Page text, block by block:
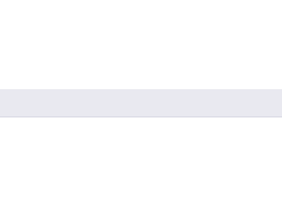
kann. USE 8: Beim Arbeiten mit
Bei Arbeiten über einen längeren